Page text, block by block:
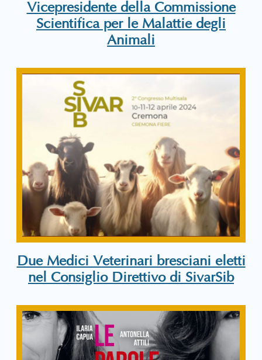
Vicepresidente della Commissione
Scientifica per le Malattie degli
Animali
Due Medici Veterinari bresciani eletti
nel Consiglio Direttivo di SivarSib